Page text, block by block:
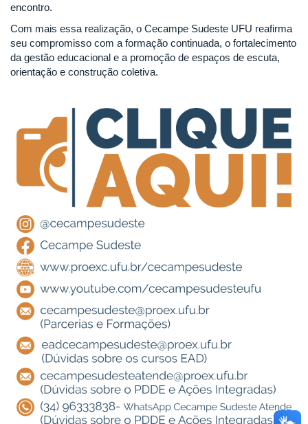
encontro.
Com mais essa realização, o Cecampe Sudeste UFU reafirma
seu compromisso com a formação continuada, o fortalecimento
da gestão educacional e a promoção de espaços de escuta,
orientação e construção coletiva.